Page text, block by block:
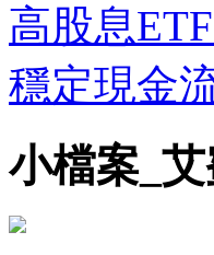
高股息
穩定現金
小檔案_